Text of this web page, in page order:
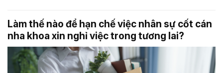
Làm thế nào để hạn chế việc nhân sự cốt cán
nha khoa xin nghỉ việc trong tương lai?